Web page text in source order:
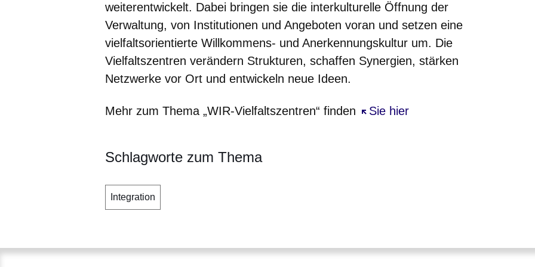
weiterentwickelt. Dabei bringen sie die interkulturelle Öffnung der
Verwaltung, von Institutionen und Angeboten voran und setzen eine
vielfaltsorientierte Willkommens- und Anerkennungskultur um. Die
Vielfaltszentren verändern Strukturen, schaffen Synergien, stärken
Netzwerke vor Ort und entwickeln neue Ideen.
Mehr zum Thema „WIR-Vielfaltszentren“ finden Sie hier
Öffnet sich in einem neuen
Schlagworte zum Thema
Integration